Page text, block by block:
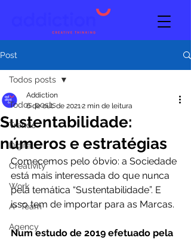
Post
Todos posts
Trends
Digital
Creativity
Work
A+ Team
Agency
Todos posts
Sustentabilidade:
números e estratégias
Addiction
6 de out. de 20212 min de leitura
Comecemos pelo óbvio: a Sociedade
está mais interessada do que nunca
pela temática “Sustentabilidade”. E
isso tem de importar para as Marcas.
Num estudo de 2019 efetuado pela